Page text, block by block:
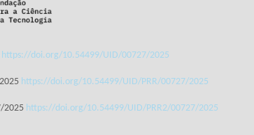
https://doi.org/10.54499/UID/00727/2025
https://doi.org/10.54499/UID/PRR/00727/2025
2025 https://doi.org/10.54499/UID/PRR2/00727/2025